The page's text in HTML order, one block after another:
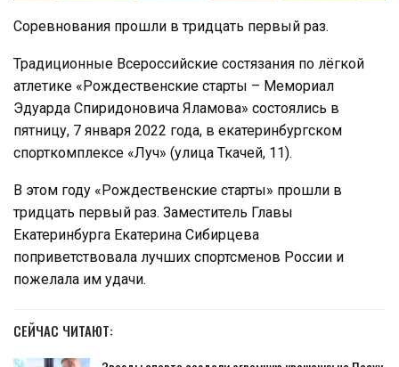
Соревнования прошли в тридцать первый раз.
Традиционные Всероссийские состязания по лёгкой
атлетике «Рождественские старты – Мемориал
Эдуарда Спиридоновича Яламова» состоялись в
пятницу, 7 января 2022 года, в екатеринбургском
спорткомплексе «Луч» (улица Ткачей, 11).
В этом году «Рождественские старты» прошли в
тридцать первый раз. Заместитель Главы
Екатеринбурга Екатерина Сибирцева
поприветствовала лучших спортсменов России и
пожелала им удачи.
СЕЙЧАС ЧИТАЮТ: